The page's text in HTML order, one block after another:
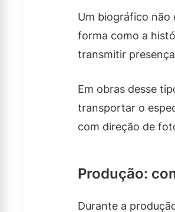
Um biográfico não
forma como a
transmitir
Em obras desse
transportar o
com direção de
Produção:
Durante a